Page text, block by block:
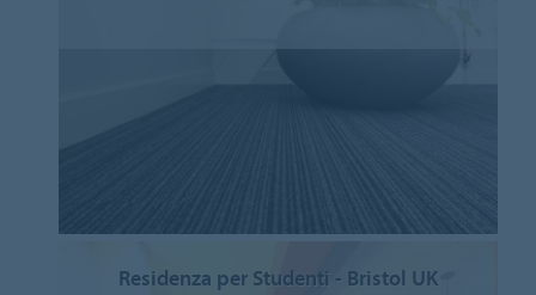
Residenza per Studenti - Bristol UK